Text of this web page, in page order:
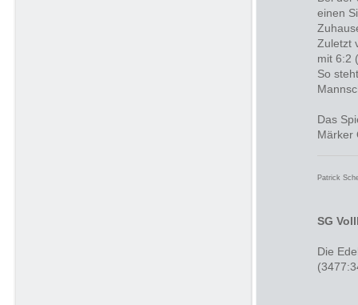
einen
Zuletzt
mit 6:2
So
Das
Märker
Patrick
SG
Die